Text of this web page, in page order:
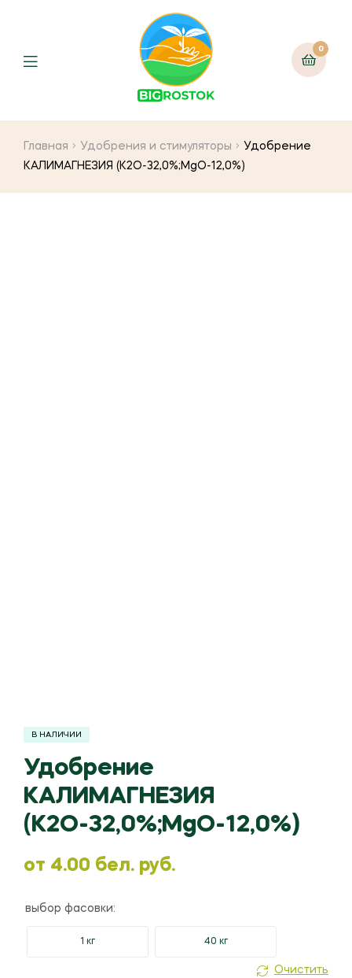
0
Menu
Главная Удобрения и стимуляторы
Удобрение
КАЛИМАГНЕЗИЯ (К2О-32,0%;MgO-12,0%)
В НАЛИЧИИ
Удобрение
КАЛИМАГНЕЗИЯ
(К2О-32,0%;MgO-12,0%)
oт 4.00 бел. руб.
выбор фасовки:
1 кг 40 кг
Очистить